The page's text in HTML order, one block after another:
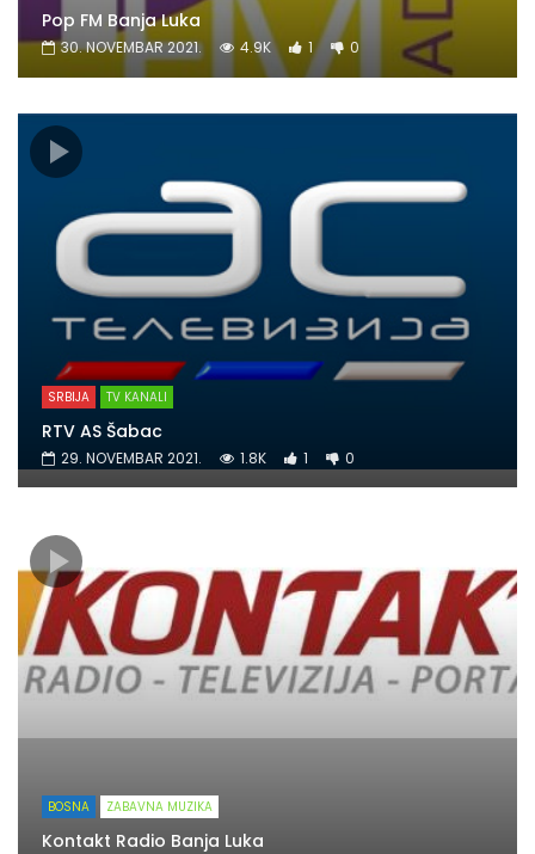
Pop FM Banja Luka
30. NOVEMBAR 2021. 4.9K 1 0
SRBIJA TV KANALI
RTV AS Šabac
29. NOVEMBAR 2021. 1.8K 1 0
BOSNA ZABAVNA MUZIKA
Kontakt Radio Banja Luka